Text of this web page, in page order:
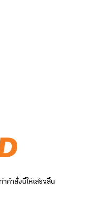
คำสั่งนี้ให้เสร็จสิ้น